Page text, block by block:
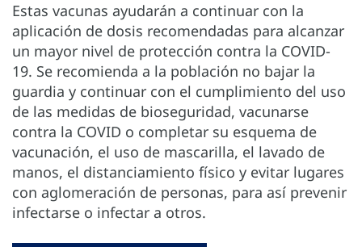
Estas vacunas ayudarán a continuar con la
aplicación de dosis recomendadas para alcanzar
un mayor nivel de protección contra la COVID-
19. Se recomienda a la población no bajar la
guardia y continuar con el cumplimiento del uso
de las medidas de bioseguridad, vacunarse
contra la COVID o completar su esquema de
vacunación, el uso de mascarilla, el lavado de
manos, el distanciamiento físico y evitar lugares
con aglomeración de personas, para así prevenir
infectarse o infectar a otros.